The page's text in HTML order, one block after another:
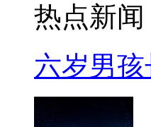
热点新闻
六岁男